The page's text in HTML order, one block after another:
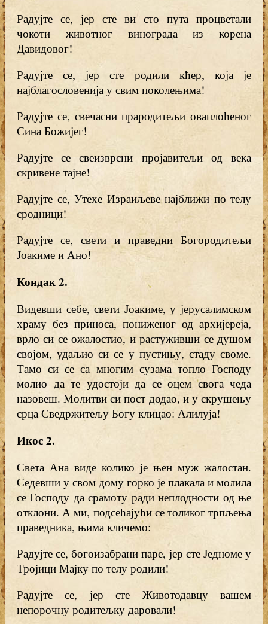
Радујте се, јер сте ви сто пута процветали
чокоти животног винограда из корена
Давидовог!
Радујте се, јер сте родили кћер, која је
најблагословенија у свим поколењима!
Радујте се, свечасни прародитељи оваплоћеног
Сина Божијег!
Радујте се свеизврсни пројавитељи од века
скривене тајне!
Радујте се, Утехе Израиљеве најближи по телу
сродници!
Радујте се, свети и праведни Богородитељи
Јоакиме и Ано!
Кондак 2.
Видевши себе, свети Јоакиме, у јерусалимском
храму без приноса, пониженог од архијереја,
врло си се ожалостио, и растуживши се душом
својом, удаљио си се у пустињу, стаду своме.
Тамо си се са многим сузама топло Господу
молио да те удостоји да се оцем свога чеда
назовеш. Молитви си пост додао, и у скрушењу
срца Сведржитељу Богу клицао: Алилуја!
Икос 2.
Света Ана виде колико је њен муж жалостан.
Седевши у свом дому горко је плакала и молила
се Господу да срамоту ради неплодности од ње
отклони. А ми, подсећајући се толиког трпљења
праведника, њима кличемо:
Радујте се, богоизабрани паре, јер сте Једноме у
Тројици Мајку по телу родили!
Радујте се, јер сте Животодавцу вашем
непорочну родитељку даровали!